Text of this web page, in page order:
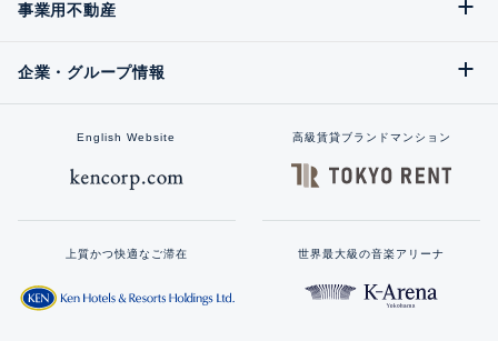
事業用不動産
企業・グループ情報
English Website 高級賃貸ブランドマンション
上質かつ快適なご滞在 世界最大級の音楽アリーナ